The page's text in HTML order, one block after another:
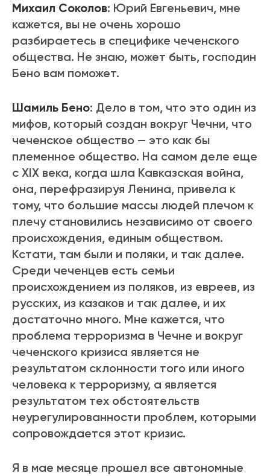
Михаил Соколов: Юрий Евгеньевич, мне
кажется, вы не очень хорошо
разбираетесь в специфике чеченского
общества. Не знаю, может быть, господин
Бено вам поможет.
Шамиль Бено: Дело в том, что это один из
мифов, который создан вокруг Чечни, что
чеченское общество — это как бы
племенное общество. На самом деле еще
с XIX века, когда шла Кавказская война,
она, перефразируя Ленина, привела к
тому, что большие массы людей плечом к
плечу становились независимо от своего
происхождения, единым обществом.
Кстати, там были и поляки, и так далее.
Среди чеченцев есть семьи
происхождением из поляков, из евреев, из
русских, из казаков и так далее, и их
достаточно много. Мне кажется, что
проблема терроризма в Чечне и вокруг
чеченского кризиса является не
результатом склонности того или иного
человека к терроризму, а является
результатом тех обстоятельств
неурегулированности проблем, которыми
сопровождается этот кризис.
Я в мае месяце прошел все автономные